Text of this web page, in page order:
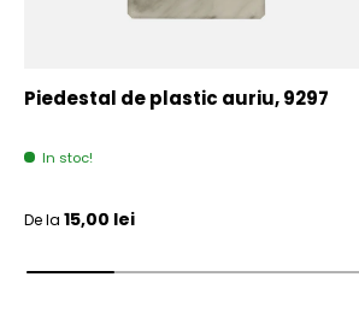
Piedestal de plastic auriu, 9297
In stoc!
Pret initial
De la 15,00 lei